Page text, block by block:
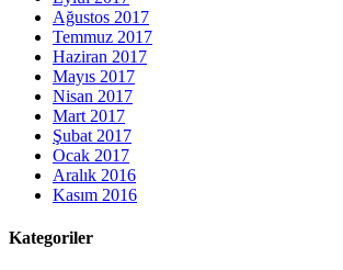
Ağustos 2017
Temmuz 2017
Haziran 2017
Mayıs 2017
Nisan 2017
Mart 2017
Şubat 2017
Ocak 2017
Aralık 2016
Kasım 2016
Kategoriler